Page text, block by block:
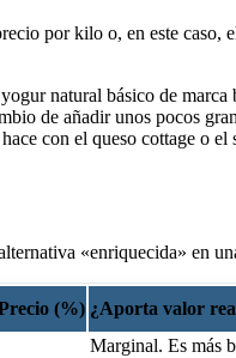
por kilo o, en este caso,
natural básico de marca
de añadir unos pocos
con el queso cottage o
«enriquecida» en
(%) ¿Aporta valor
Marginal. Es más